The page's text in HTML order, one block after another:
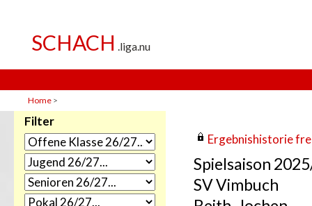
Home >
Filter
Ergebnishistorie
Spielsaison
SV Vimbuch